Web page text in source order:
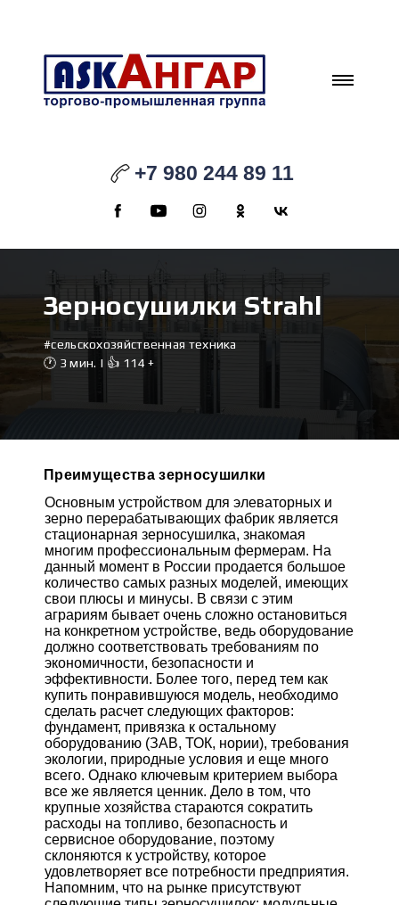
+7 980 244 89 11
Зерносушилки Strahl
#сельскохозяйственная техника
🕐 3 мин. | 👍 114+
Преимущества зерносушилки
Основным устройством для элеваторных и
зерно перерабатывающих фабрик является
стационарная зерносушилка, знакомая
многим профессиональным фермерам. На
данный момент в России продается большое
количество самых разных моделей, имеющих
свои плюсы и минусы. В связи с этим
аграриям бывает очень сложно остановиться
на конкретном устройстве, ведь оборудование
должно соответствовать требованиям по
экономичности, безопасности и
эффективности. Более того, перед тем как
купить понравившуюся модель, необходимо
сделать расчет следующих факторов:
фундамент, привязка к остальному
оборудованию (ЗАВ, ТОК, нории), требования
экологии, природные условия и еще много
всего. Однако ключевым критерием выбора
все же является ценник. Дело в том, что
крупные хозяйства стараются сократить
расходы на топливо, безопасность и
сервисное оборудование, поэтому
склоняются к устройству, которое
удовлетворяет все потребности предприятия.
Напомним, что на рынке присутствуют